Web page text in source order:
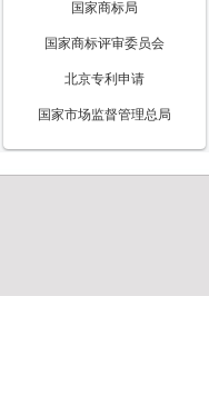
国家商标局
国家商标评审委员会
北京专利申请
国家市场监督管理总局